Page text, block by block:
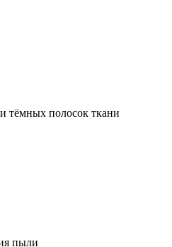
тёмных полосок ткани
пыли